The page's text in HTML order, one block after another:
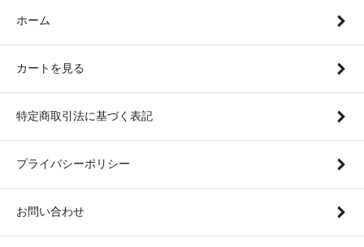
ホーム
カートを見る
特定商取引法に基づく表記
プライバシーポリシー
お問い合わせ